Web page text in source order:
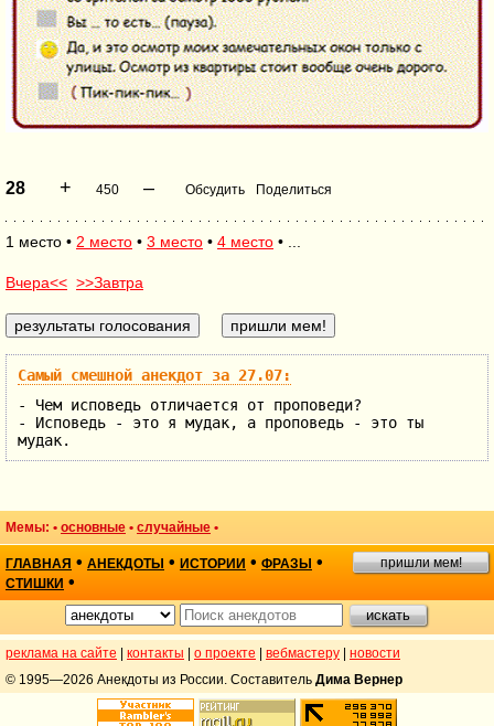
28 + 450 – Обсудить Поделиться
1 место • 2 место • 3 место • 4 место • ...
Вчера<< >>Завтра
Самый смешной анекдот за 27.07:
- Чем исповедь отличается от проповеди?
- Исповедь - это я мудак, а проповедь - это ты
мудак.
Мемы: • основные • случайные •
ГЛАВНАЯ • АНЕКДОТЫ • ИСТОРИИ • ФРАЗЫ •
СТИШКИ •
пришли мем!
реклама на сайте | контакты | о проекте | вебмастеру | новости
© 1995—2026 Анекдоты из России. Составитель Дима Вернер